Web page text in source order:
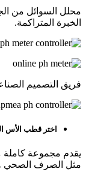
الخبرة المتراكمة.
فريق التصميم
اختر قطب الأس
مثل الصرف الصحي